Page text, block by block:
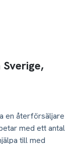
en återförsäljare
med ett antal
till med